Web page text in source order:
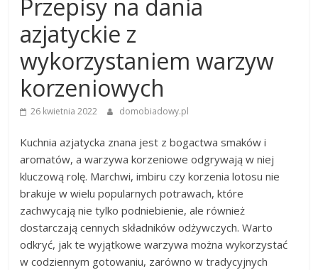
Przepisy na dania
azjatyckie z
wykorzystaniem warzyw
korzeniowych
26 kwietnia 2022 domobiadowy.pl
Kuchnia azjatycka znana jest z bogactwa smaków i
aromatów, a warzywa korzeniowe odgrywają w niej
kluczową rolę. Marchwi, imbiru czy korzenia lotosu nie
brakuje w wielu popularnych potrawach, które
zachwycają nie tylko podniebienie, ale również
dostarczają cennych składników odżywczych. Warto
odkryć, jak te wyjątkowe warzywa można wykorzystać
w codziennym gotowaniu, zarówno w tradycyjnych